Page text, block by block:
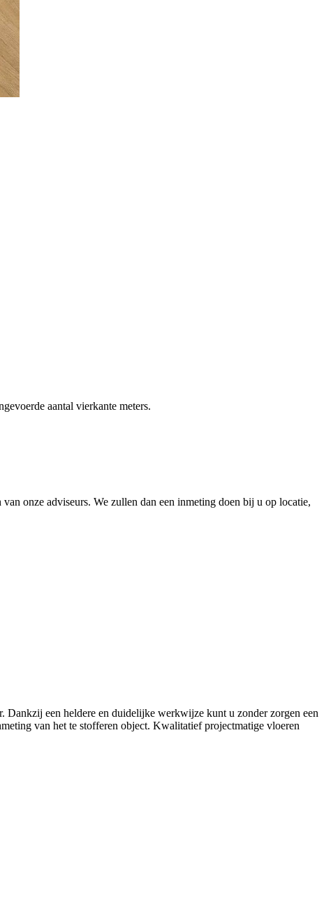
aantal vierkante meters.
onze adviseurs. We zullen dan een inmeting doen bij u op locatie,
Dankzij een heldere en duidelijke werkwijze kunt u zonder zorgen een
van het te stofferen object. Kwalitatief projectmatige vloeren